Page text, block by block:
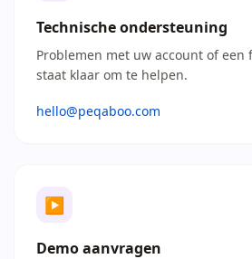
Technische ondersteuning
Problemen met uw account of een
staat klaar om te helpen.
hello@peqaboo.com
▶
Demo aanvragen